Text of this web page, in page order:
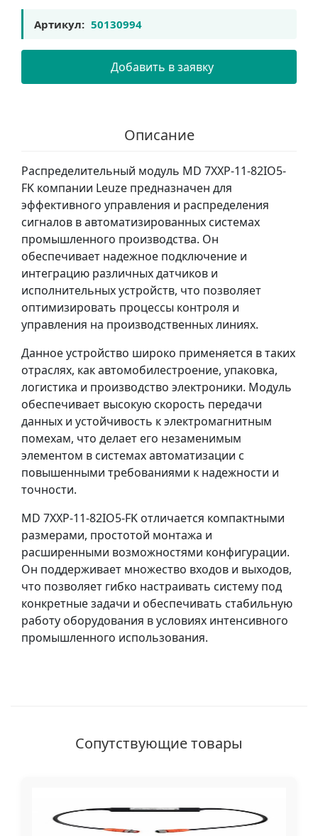
Артикул: 50130994
Добавить в заявку
Описание
Распределительный модуль MD 7XXP-11-82IO5-
FK компании Leuze предназначен для
эффективного управления и распределения
сигналов в автоматизированных системах
промышленного производства. Он
обеспечивает надежное подключение и
интеграцию различных датчиков и
исполнительных устройств, что позволяет
оптимизировать процессы контроля и
управления на производственных линиях.
Данное устройство широко применяется в таких
отраслях, как автомобилестроение, упаковка,
логистика и производство электроники. Модуль
обеспечивает высокую скорость передачи
данных и устойчивость к электромагнитным
помехам, что делает его незаменимым
элементом в системах автоматизации с
повышенными требованиями к надежности и
точности.
MD 7XXP-11-82IO5-FK отличается компактными
размерами, простотой монтажа и
расширенными возможностями конфигурации.
Он поддерживает множество входов и выходов,
что позволяет гибко настраивать систему под
конкретные задачи и обеспечивать стабильную
работу оборудования в условиях интенсивного
промышленного использования.
Сопутствующие товары